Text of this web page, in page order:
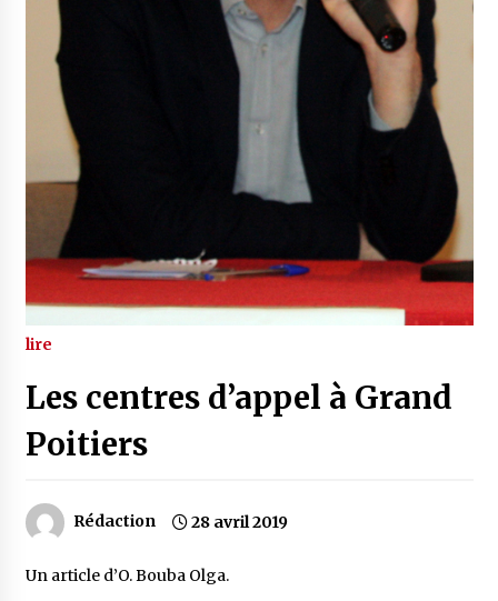
lire
Les centres d’appel à Grand
Poitiers
Rédaction 28 avril 2019
Un article d’O. Bouba Olga.